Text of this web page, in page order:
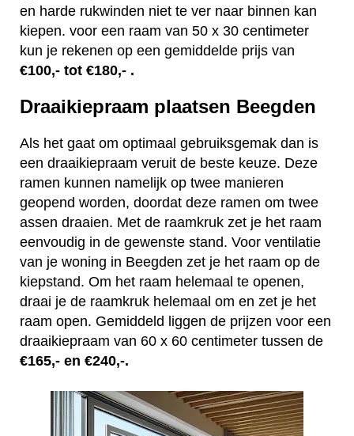
en harde rukwinden niet te ver naar binnen kan
kiepen. voor een raam van 50 x 30 centimeter
kun je rekenen op een gemiddelde prijs van
€100,- tot €180,- .
Draaikiepraam plaatsen Beegden
Als het gaat om optimaal gebruiksgemak dan is
een draaikiepraam veruit de beste keuze. Deze
ramen kunnen namelijk op twee manieren
geopend worden, doordat deze ramen om twee
assen draaien. Met de raamkruk zet je het raam
eenvoudig in de gewenste stand. Voor ventilatie
van je woning in Beegden zet je het raam op de
kiepstand. Om het raam helemaal te openen,
draai je de raamkruk helemaal om en zet je het
raam open. Gemiddeld liggen de prijzen voor een
draaikiepraam van 60 x 60 centimeter tussen de
€165,- en €240,-.